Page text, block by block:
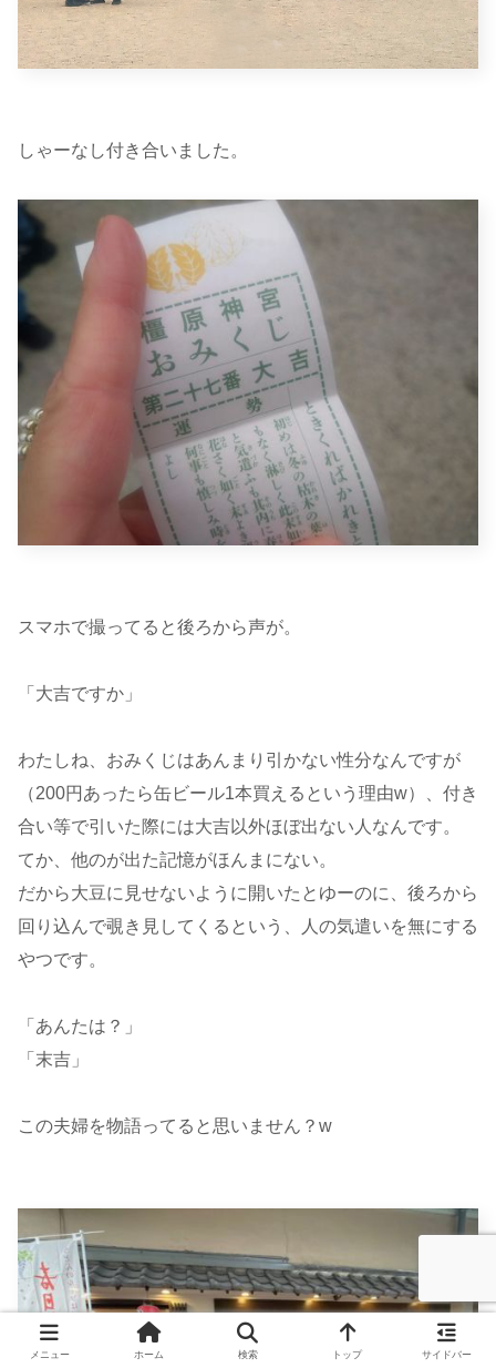
しゃーなし付き合いました。
スマホで撮ってると後ろから声が。
「大吉ですか」
わたしね、おみくじはあんまり引かない性分なんですが
（200円あったら缶ビール1本買えるという理由w）、付き
合い等で引いた際には大吉以外ほぼ出ない人なんです。
てか、他のが出た記憶がほんまにない。
だから大豆に見せないように開いたとゆーのに、後ろから
回り込んで覗き見してくるという、人の気遣いを無にする
やつです。
「あんたは？」
「末吉」
この夫婦を物語ってると思いません？w
メニュー ホーム 検索 トップ サイドバー